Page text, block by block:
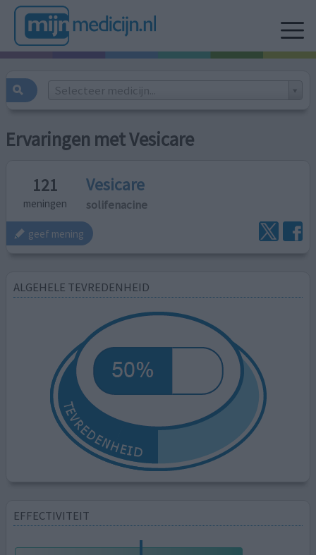
Selecteer medicijn...
Ervaringen met Vesicare
121
meningen
Vesicare
solifenacine
geef mening
ALGEHELE TEVREDENHEID
EFFECTIVITEIT